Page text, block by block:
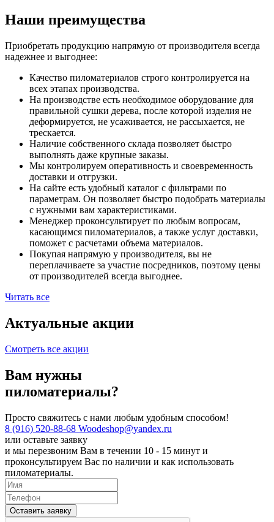
Наши преимущества
Приобретать продукцию напрямую от производителя всегда
надежнее и выгоднее:
Качество пиломатериалов строго контролируется на
всех этапах производства.
На производстве есть необходимое оборудование для
правильной сушки дерева, после которой изделия не
деформируется, не усаживается, не рассыхается, не
трескается.
Наличие собственного склада позволяет быстро
выполнять даже крупные заказы.
Мы контролируем оперативность и своевременность
доставки и отгрузки.
На сайте есть удобный каталог с фильтрами по
параметрам. Он позволяет быстро подобрать материалы
с нужными вам характеристиками.
Менеджер проконсультирует по любым вопросам,
касающимся пиломатериалов, а также услуг доставки,
поможет с расчетами объема материалов.
Покупая напрямую у производителя, вы не
переплачиваете за участие посредников, поэтому цены
от производителей всегда выгоднее.
Читать все
Актуальные акции
Смотреть все акции
Вам нужны
пиломатериалы?
Просто свяжитесь с нами любым удобным способом!
8 (916) 520-88-68 Woodeshop@yandex.ru
или оставьте заявку
и мы перезвоним Вам в течении 10 - 15 минут и
проконсультируем Вас по наличии и как использовать
пиломатериалы.
Оставить заявку